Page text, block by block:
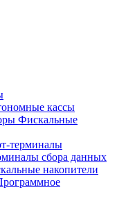
кассы
Фискальные
терминалы
сбора данных
накопители